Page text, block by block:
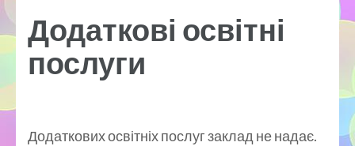
Додаткові освітні
послуги
Додаткових освітніх послуг заклад не надає.